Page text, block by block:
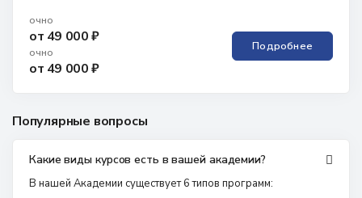
очно
от 49 000 ₽
очно
от 49 000 ₽
Подробнее
Популярные вопросы
Какие виды курсов есть в вашей академии?
В нашей Академии существует 6 типов программ: